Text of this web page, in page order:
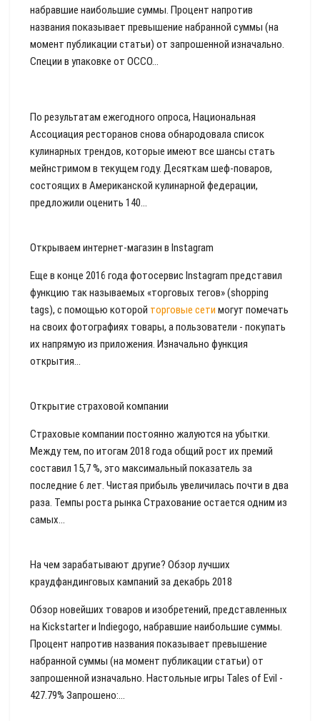
набравшие наибольшие суммы. Процент напротив
названия показывает превышение набранной суммы (на
момент публикации статьи) от запрошенной изначально.
Специи в упаковке от OCCO...
По результатам ежегодного опроса, Национальная
Ассоциация ресторанов снова обнародовала список
кулинарных трендов, которые имеют все шансы стать
мейнстримом в текущем году. Десяткам шеф-поваров,
состоящих в Американской кулинарной федерации,
предложили оценить 140...
Открываем интернет-магазин в Instagram
Еще в конце 2016 года фотосервис Instagram представил
функцию так называемых «торговых тегов» (shopping
tags), с помощью которой торговые сети могут помечать
на своих фотографиях товары, а пользователи - покупать
их напрямую из приложения. Изначально функция
открытия...
Открытие страховой компании
Страховые компании постоянно жалуются на убытки.
Между тем, по итогам 2018 года общий рост их премий
составил 15,7 %, это максимальный показатель за
последние 6 лет. Чистая прибыль увеличилась почти в два
раза. Темпы роста рынка Страхование остается одним из
самых...
На чем зарабатывают другие? Обзор лучших
краудфандинговых кампаний за декабрь 2018
Обзор новейших товаров и изобретений, представленных
на Kickstarter и Indiegogo, набравшие наибольшие суммы.
Процент напротив названия показывает превышение
набранной суммы (на момент публикации статьи) от
запрошенной изначально. Настольные игры Tales of Evil -
427.79% Запрошено:...